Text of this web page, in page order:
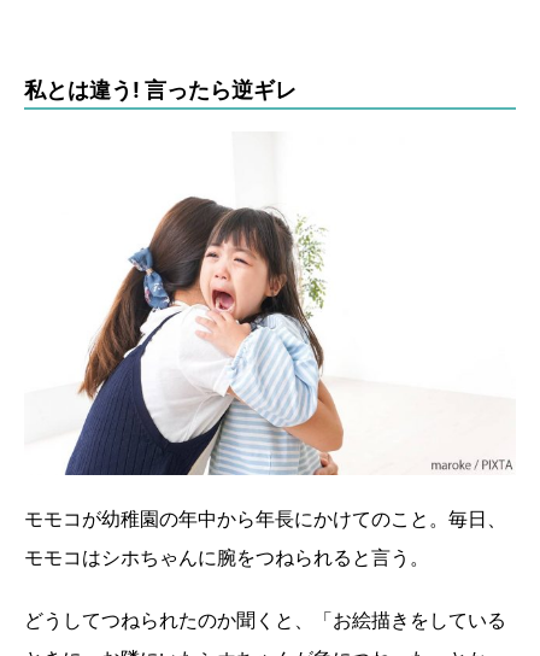
私とは違う! 言ったら逆ギレ
モモコが幼稚園の年中から年長にかけてのこと。毎日、
モモコはシホちゃんに腕をつねられると言う。
どうしてつねられたのか聞くと、「お絵描きをしている